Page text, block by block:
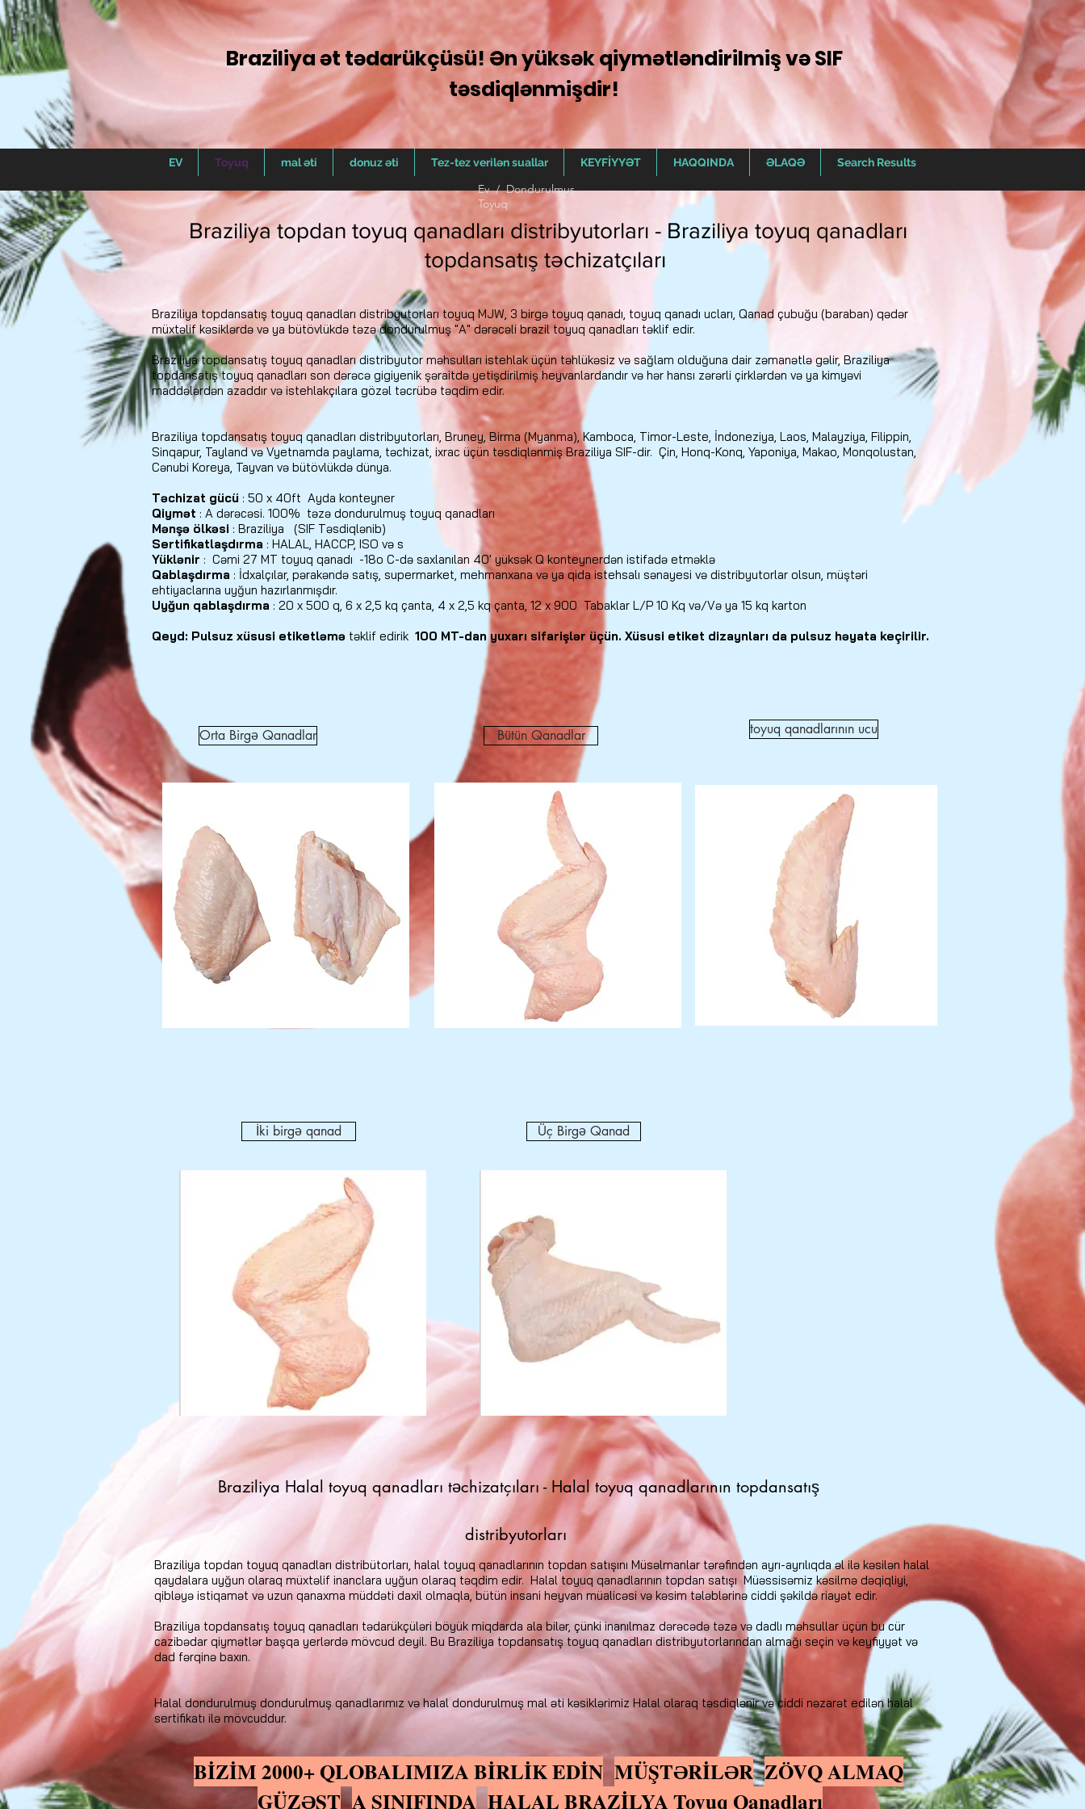
Braziliya ət tədarükçüsü! Ən yüksək qiymətləndirilmiş və SIF
təsdiqlənmişdir!
EV Toyuq mal əti donuz əti Tez-tez verilən suallar KEYFİYYƏT HAQQINDA ƏLAQƏ Search Results
Ev/Dondurulmuş
Toyuq
Braziliya topdan toyuq qanadları distribyutorları - Braziliya toyuq qanadları
topdansatış təchizatçıları
Braziliya topdansatış toyuq qanadları distribyutorları toyuq MJW, 3 birgə toyuq qanadı, toyuq qanadı ucları, Qanad çubuğu (baraban) qədər
müxtəlif kəsiklərdə və ya bütövlükdə təzə dondurulmuş "A" dərəcəli brazil toyuq qanadları təklif edir.
Braziliya topdansatış toyuq qanadları distribyutor məhsulları istehlak üçün təhlükəsiz və sağlam olduğuna dair zəmanətlə gəlir, Braziliya
topdansatış toyuq qanadları son dərəcə gigiyenik şəraitdə yetişdirilmiş heyvanlardandır və hər hansı zərərli çirklərdən və ya kimyəvi
maddələrdən azaddır və istehlakçılara gözəl təcrübə təqdim edir.
Braziliya topdansatış toyuq qanadları distribyutorları, Bruney, Birma (Myanma), Kamboca, Timor-Leste, İndoneziya, Laos, Malayziya, Filippin,
Sinqapur, Tayland və Vyetnamda paylama, təchizat, ixrac üçün təsdiqlənmiş Braziliya SIF-dir. Çin, Honq-Konq, Yaponiya, Makao, Monqolustan,
Cənubi Koreya, Tayvan və bütövlükdə dünya.
Təchizat gücü : 50 x 40ft Ayda konteyner
Qiymət : A dərəcəsi. 100% təzə dondurulmuş toyuq qanadları
Mənşə ölkəsi : Braziliya
(SIF Təsdiqlənib)
Sertifikatlaşdırma : HALAL, HACCP, ISO və s
Yüklənir : Cəmi 27 MT toyuq qanadı -18o C-də saxlanılan 40' yüksək Q konteynerdən istifadə etməklə
Qablaşdırma : İdxalçılar, pərakəndə satış, supermarket, mehmanxana və ya qida istehsalı sənayesi və distribyutorlar olsun, müştəri
ehtiyaclarına uyğun hazırlanmışdır.
Uyğun qablaşdırma : 20 x 500 q, 6 x 2,5 kq çanta, 4 x 2,5 kq çanta, 12 x 900 Tabaklar L/P 10 Kq və/Və ya 15 kq karton
Qeyd: Pulsuz xüsusi etiketləmə təklif edirik 100 MT-dan yuxarı sifarişlər üçün. Xüsusi etiket dizaynları da pulsuz həyata keçirilir.
Orta Birgə Qanadlar Bütün Qanadlar toyuq qanadlarının ucu
İki birgə qanad Üç Birgə Qanad
Braziliya Halal toyuq qanadları təchizatçıları - Halal toyuq qanadlarının topdansatış
distribyutorları
Braziliya topdan toyuq qanadları distribütorları, halal toyuq qanadlarının topdan satışını Müsəlmanlar tərəfindən ayrı-ayrılıqda əl ilə kəsilən halal
qaydalara uyğun olaraq müxtəlif inanclara uyğun olaraq təqdim edir. Halal toyuq qanadlarının topdan satışı Müəssisəmiz kəsilmə dəqiqliyi,
qibləyə istiqamət və uzun qanaxma müddəti daxil olmaqla, bütün insani heyvan müalicəsi və kəsim tələblərinə ciddi şəkildə riayət edir.
Braziliya topdansatış toyuq qanadları tədarükçüləri böyük miqdarda ala bilər, çünki inanılmaz dərəcədə təzə və dadlı məhsullar üçün bu cür
cazibədar qiymətlər başqa yerlərdə mövcud deyil. Bu Braziliya topdansatış toyuq qanadları distribyutorlarından almağı seçin və keyfiyyət və
dad fərqinə baxın.
Halal dondurulmuş dondurulmuş qanadlarımız və halal dondurulmuş mal əti kəsiklərimiz Halal olaraq təsdiqlənir və ciddi nəzarət edilən halal
sertifikatı ilə mövcuddur.
BİZİM 2000+ QLOBALIMIZA BİRLİK EDİN MÜŞTƏRİLƏR ZÖVQ ALMAQ
GÜZƏŞT A SINIFINDA HALAL BRAZİLYA Toyuq Qanadları